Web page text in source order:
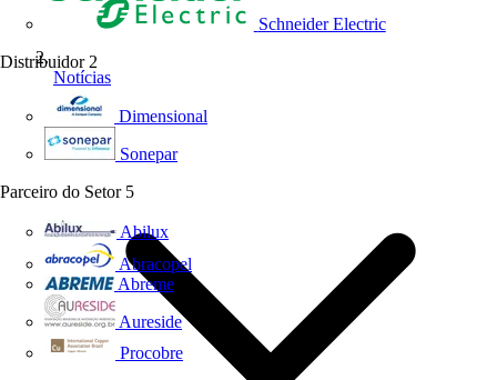
Schneider Electric
Distribuidor 2
Dimensional
Sonepar
Parceiro do Setor 5
Abilux
Abracopel
Abreme
Aureside
Procobre
Notícias